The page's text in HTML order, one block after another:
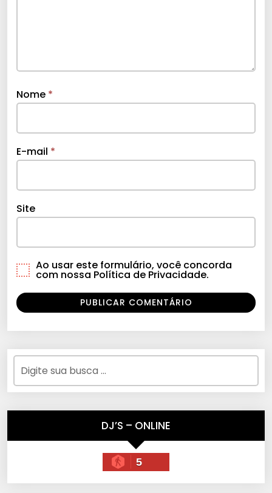
Nome *
E-mail *
Site
Ao usar este formulário, você concorda
com nossa Política de Privacidade.
DJ’S – ONLINE
5